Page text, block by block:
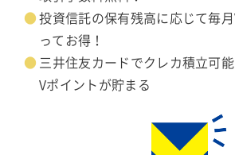
投資信託の保有残高に応じて毎
ってお得！
三井住友カードでクレカ積立可
Vポイントが貯まる